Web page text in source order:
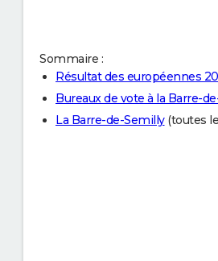
Sommaire :
Résultat des européennes
Bureaux de vote à la Barre-
La Barre-de-Semilly(toutes